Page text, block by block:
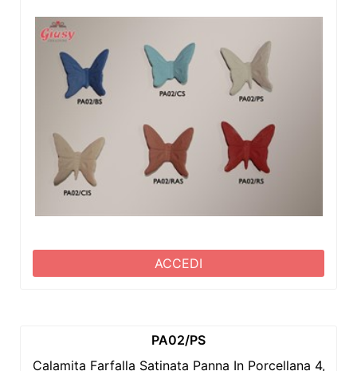
ACCEDI
PA02/PS
Calamita Farfalla Satinata Panna In Porcellana